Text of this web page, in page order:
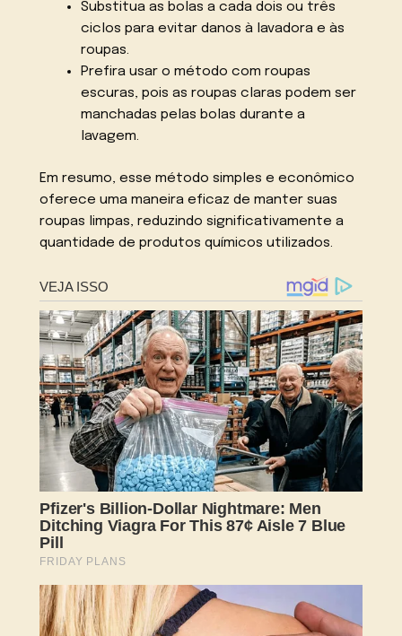
Substitua as bolas a cada dois ou três
ciclos para evitar danos à lavadora e às
roupas.
Prefira usar o método com roupas
escuras, pois as roupas claras podem ser
manchadas pelas bolas durante a
lavagem.
Em resumo, esse método simples e econômico
oferece uma maneira eficaz de manter suas
roupas limpas, reduzindo significativamente a
quantidade de produtos químicos utilizados.